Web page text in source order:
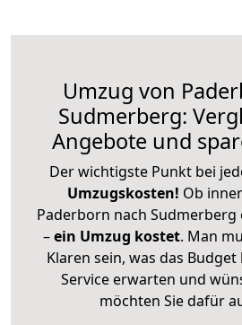
Umzug von
Sudmerberg:
Angebote und
Der wichtigste Punkt bei
Umzugskosten! Ob
Paderborn nach Sudmerberg
–ein Umzug kostet. Man
Klaren sein, was das
Service erwarten und
möchten Sie dafür